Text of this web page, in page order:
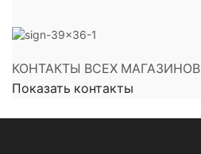
КОНТАКТЫ ВСЕХ МАГАЗИНОВ
Показать контакты